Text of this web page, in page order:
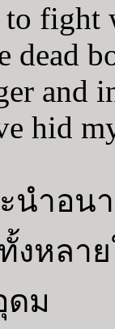
fight
and
hid
ะนำอ
ทั้งหล
ดม